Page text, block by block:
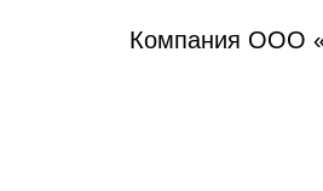
Компания ООО